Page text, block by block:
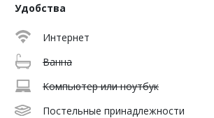
Удобства
Интернет
Ванна
Компьютер или ноутбук
Постельные принадлежности